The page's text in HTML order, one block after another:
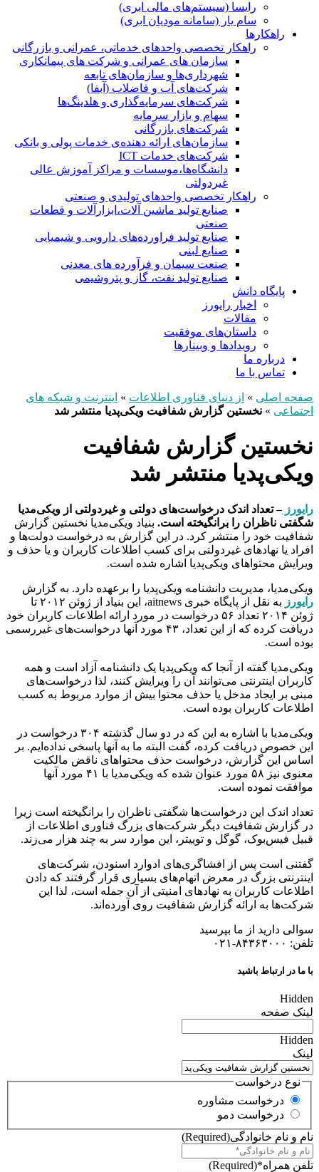
رایسا (سیستم‌های مالی ابری)
سام یار (سامانه مودیان ابری)
راهکارها
راهکار تخصصی واحدهای خدماتی، عمرانی و بازرگانی
سازمان های عمرانی و شرکت های پیمانکاری
شهرداری‌ها و سازمان‌های تابعه
شرکت‌های آب و فاضلاب (آبفا)
شرکت‌های سرمایه‌گذاری و هلدینگ‌ها
سهام و بازار سرمایه
شرکت‌های بازرگانی
سازمان‌های ارائه دهنده‌ی خدمات پولی و بانکی
شرکت‌های خدمات ICT
دانشگاه‌ها،موسسات و مراکز آموزش عالی
غیردولتی
راهکار تخصصی واحدهای تولیدی و صنعتی
صنایع توليد ماشين آلات،ابزارآلات و قطعات
صنعتی
صنایع تولید فراورده‌های دارویی و شیمیایی
صنایع لبنی
صنعت سیمان و فرآورده های معدنی
صنایع تولید نفت، گاز و پتروشيمی
پایگاه دانش
اخبار رایورز
مقالات
داستان‌های موفقیت
رویدادها و وبینارها
درباره ما
تماس با ما
صفحه اصلی » از دنیای فناوری اطلاعات » اینترنت و شبکه های
اجتماعی » نخستین گزارش شفافیت ویکی‌پدیا منتشر شد
نخستین گزارش شفافیت
ویکی‌پدیا منتشر شد
رایورز– تعداد اندک درخواست‌های دولتی و غیردولتی از ویکی‌مدیا
شگفتی ناظران را برانگیخته است. بنیاد ویکی‌مدیا نخستین گزارش
شفافیت خود را منتشر کرد. در این گزارش به درخواست دولت‌ها و
افراد یا نهادهای غیردولتی برای کسب اطلاعات کاربران و یا حذف و
ویرایش محتواهای ویکی‌پدیا اشاره شده است.
ویکی‌مدیا، مدیریت دانشنامه ویکی‌پدیا را برعهده دارد. به گزارش
رایورز
به نقل از پایگاه خبری aitnews، این بنیاد از ژوئن ۲۰۱۲ تا
ژوئن ۲۰۱۴ تعداد ۵۶ درخواست در مورد ارائه اطلاعات کاربران خود
دریافت کرده که از این تعداد، ۴۳ مورد آنها درخواست‌های غیررسمی
بوده است.
ویکی‌مدیا گفته از آنجا که ویکی‌پدیا یک دانشنامه آزاد است و همه
کاربران اینترنتی می‌توانند آن را ویرایش کنند، لذا درخواست‌های
مبنی بر ایجاد مدخل یا حذف محتوا بیش از موارد مربوط به کسب
اطلاعات کاربران بوده است.
ویکی‌مدیا با اشاره به این که در دو سال گذشته ۳۰۴ درخواست در
این خصوص دریافت کرده، گفت البته ما به آنها پاسخی نداده‌ایم. بر
اساس این گزارش، درخواست حذف محتواهای ناقض مالکیت
معنوی نیز ۵۸ مورد عنوان شده که ویکی‌مدیا با ۴۱ مورد آنها
موافقت نموده است.
تعداد اندک این درخواست‌ها شگفتی ناظران را برانگیخته است زیرا
در گزارش شفافیت دیگر شرکت‌های بزرگ فناوری اطلاعات از
قبیل فیس‌بوک، گوگل و توییتر، این موارد سر به چند هزار می‌زند.
گفتنی است پس از افشاگری‌های ادوارد اسنودن، شرکت‌های
اینترنتی بزرگ در معرض اتهام‌های بسیاری قرار گرفتند که دادن
اطلاعات کاربران به نهادهای امنیتی از آن جمله است، لذا این
شرکت‌ها به ارائه گزارش شفافیت روی آورده‌اند.
سوالی دارید از ما بپرسید
تلفن: ۸۴۳۶۳۰۰۰-۰۲۱
با ما در ارتباط باشید
Hidden
لینک صفحه
Hidden
لینک
نوع درخواست
درخواست مشاوره
درخواست دمو
نام و نام خانوادگی(Required)
تلفن همراه*(Required)